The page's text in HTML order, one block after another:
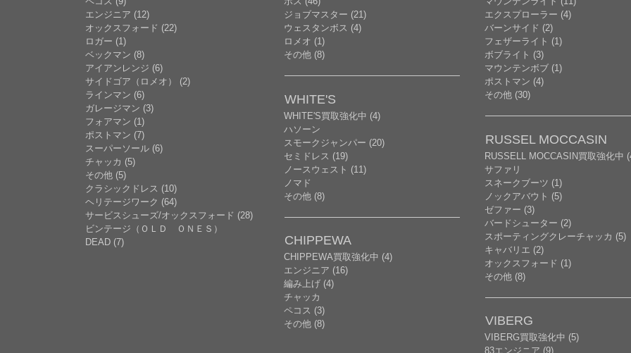
エンジニア (12)
オックスフォード (22)
ロガー (1)
ベックマン (8)
アイアンレンジ (6)
サイドゴア（ロメオ） (2)
ラインマン (6)
ガレージマン (3)
フォアマン (1)
ポストマン (7)
スーパーソール (6)
チャッカ (5)
その他 (5)
クラシックドレス (10)
ヘリテージワーク (64)
サービスシューズ/オックスフォード (28)
ビンテージ（ＯＬＤ ＯＮＥＳ）
DEAD (7)
ジョブマスター (21)
ウェスタンボス (4)
ロメオ (1)
その他 (8)
WHITE'S
WHITE'S買取強化中 (4)
ハソーン
スモークジャンパー (20)
セミドレス (19)
ノースウェスト (11)
ノマド
その他 (8)
CHIPPEWA
CHIPPEWA買取強化中 (4)
エンジニア (16)
編み上げ (4)
チャッカ
ペコス (3)
その他 (8)
エクスプローラー (4)
バーンサイド (2)
フェザーライト (1)
ボブライト (3)
マウンテンボブ (1)
ポストマン (4)
その他 (30)
RUSSEL MOCCASIN
RUSSELL MOCCASIN買取強化中
サファリ
スネークブーツ (1)
ノックアバウト (5)
ゼファー (3)
バードシューター (2)
スポーティングクレーチャッカ (5)
キャバリエ (2)
オックスフォード (1)
その他 (8)
VIBERG
VIBERG買取強化中 (5)
83エンジニア (9)